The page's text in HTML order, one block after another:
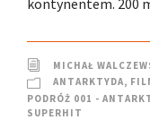
kontynentem. 200
MICHAŁ
ANTARKTYDA,
PODRÓŻ 001 -
SUPERHIT